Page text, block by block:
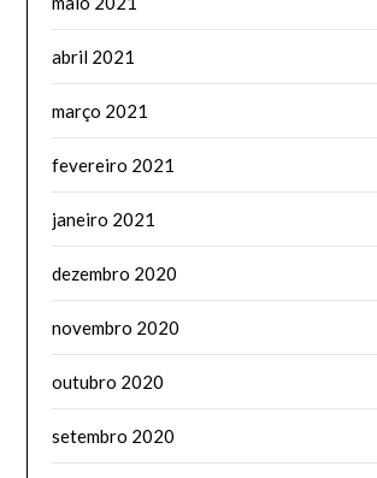
abril 2021
março 2021
fevereiro 2021
janeiro 2021
dezembro 2020
novembro 2020
outubro 2020
setembro 2020